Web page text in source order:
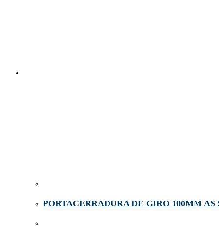
PORTACERRADURA DE GIRO 100MM AS